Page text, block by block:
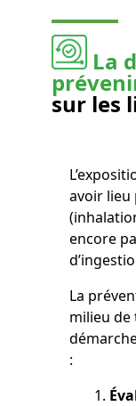
La
sur les
avoir lieu
encore
La
milieu de
: